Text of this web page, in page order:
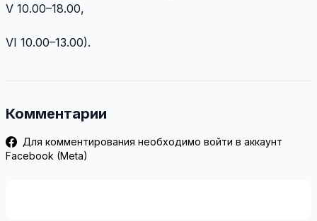
V 10.00–18.00,
VI 10.00–13.00).
Комментарии
Для комментирования необходимо войти в аккаунт
Facebook (Meta)